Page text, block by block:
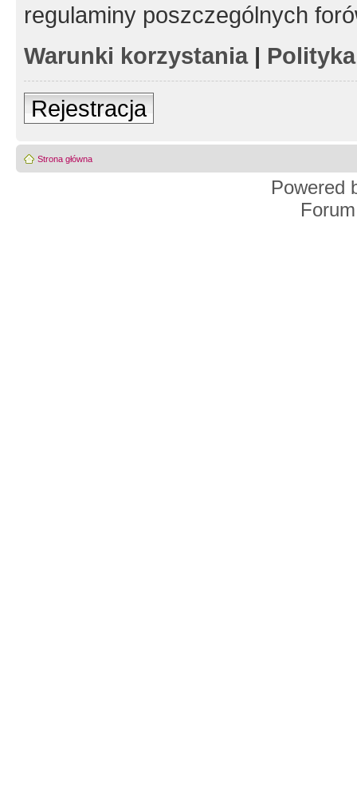
regulaminy poszczególnych
Warunki korzystania|
Rejestracja
Strona główna
Powered